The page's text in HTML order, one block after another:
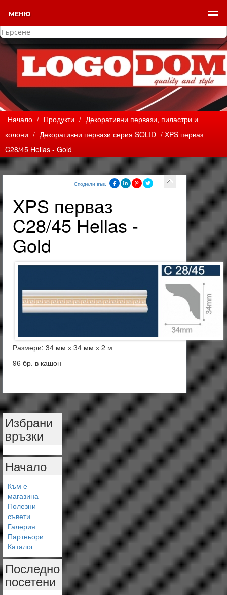
МЕНЮ
Начало / Продукти / Декоративни первази, пиластри и
колони / Декоративни первази серия SOLID / XPS перваз
C28/45 Hellas - Gold
Сподели във:
XPS перваз
C28/45 Hellas -
Gold
Размери: 34 мм х 34 мм х 2 м
96 бр. в кашон
Избрани
връзки
Начало
Към е-
магазина
Полезни
съвети
Галерия
Партньори
Каталог
Последно
посетени